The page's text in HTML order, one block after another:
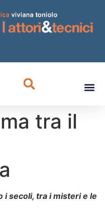
tra il
i secoli, tra i misteri e le